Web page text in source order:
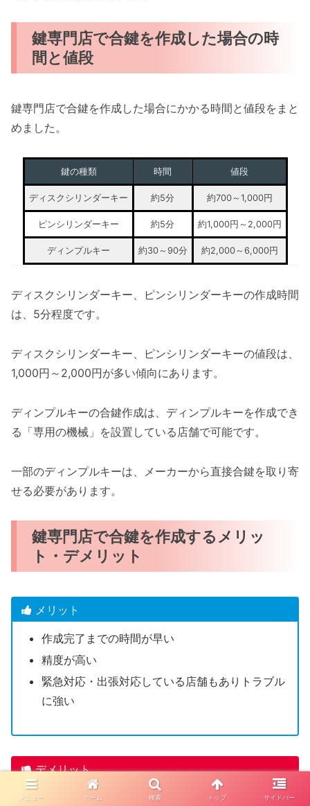
鍵専門店で合鍵を作成した場合の時
間と値段
鍵専門店で合鍵を作成した場合にかかる時間と値段をまと
めました。
鍵の種類 時間 値段
ディスクシリンダーキー 約5分 約700～1,000円
ピンシリンダーキー 約5分 約1,000円～2,000円
ディンプルキー 約30～90分 約2,000～6,000円
ディスクシリンダーキー、ピンシリンダーキーの作成時間
は、5分程度です。
ディスクシリンダーキー、ピンシリンダーキーの値段は、
1,000円～2,000円が多い傾向にあります。
ディンプルキーの合鍵作成は、ディンプルキーを作成でき
る「専用の機械」を設置している店舗で可能です。
一部のディンプルキーは、メーカーから直接合鍵を取り寄
せる必要があります。
鍵専門店で合鍵を作成するメリッ
ト・デメリット
メリット
作成完了までの時間が早い
精度が高い
緊急対応・出張対応している店舗もありトラブル
に強い
デメリット
一部のディンプルキーは店舗で合鍵作成できない
メニュー ホーム 検索 トップ サイドバー